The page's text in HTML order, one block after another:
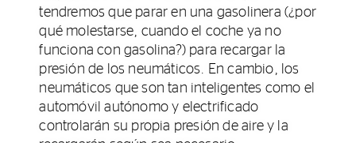
tendremos que parar en una gasolinera (¿por
qué molestarse, cuando el coche ya no
funciona con gasolina?) para recargar la
presión de los neumáticos. En cambio, los
neumáticos que son tan inteligentes como el
automóvil autónomo y electrificado
controlarán su propia presión de aire y la